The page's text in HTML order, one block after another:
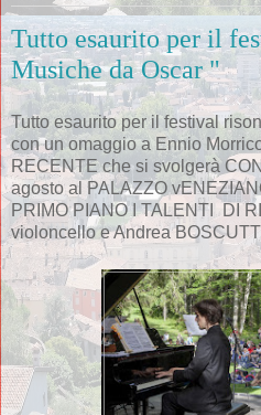
Tutto esaurito per il
Musiche da Oscar "
Tutto esaurito per il festival
con un omaggio a Ennio
RECENTE che si svolgerà
agosto al PALAZZO
PRIMO PIANO I TALENTI DI
violoncello e Andrea